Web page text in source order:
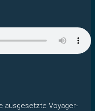
ausgesetzte Voyager-